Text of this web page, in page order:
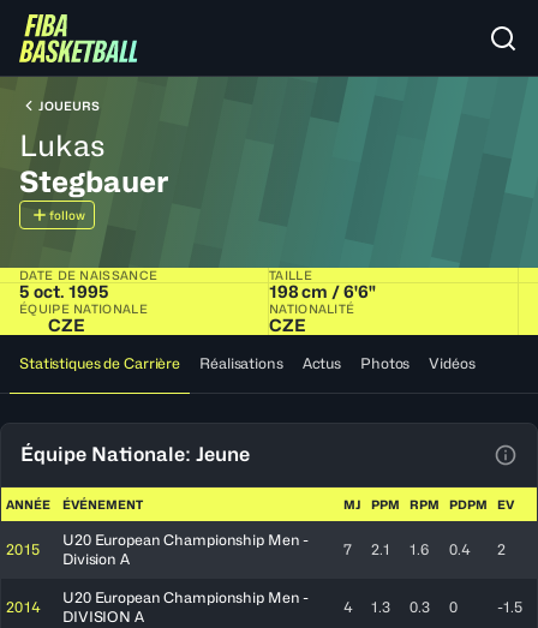
JOUEURS
Lukas
Stegbauer
follow
DATE DE NAISSANCE
5 oct. 1995
TAILLE
198 cm / 6'6"
ÉQUIPE NATIONALE
CZE
NATIONALITÉ
CZE
Statistiques de Carrière Réalisations Actus Photos Vidéos
Équipe Nationale: Jeune
ANNÉE ÉVÉNEMENT MJ PPM RPM PDPM EV
2015
U20 European Championship Men -
Division A
7 2.1 1.6 0.4 2
2014
U20 European Championship Men -
DIVISION A
4 1.3 0.3 0 -1.5